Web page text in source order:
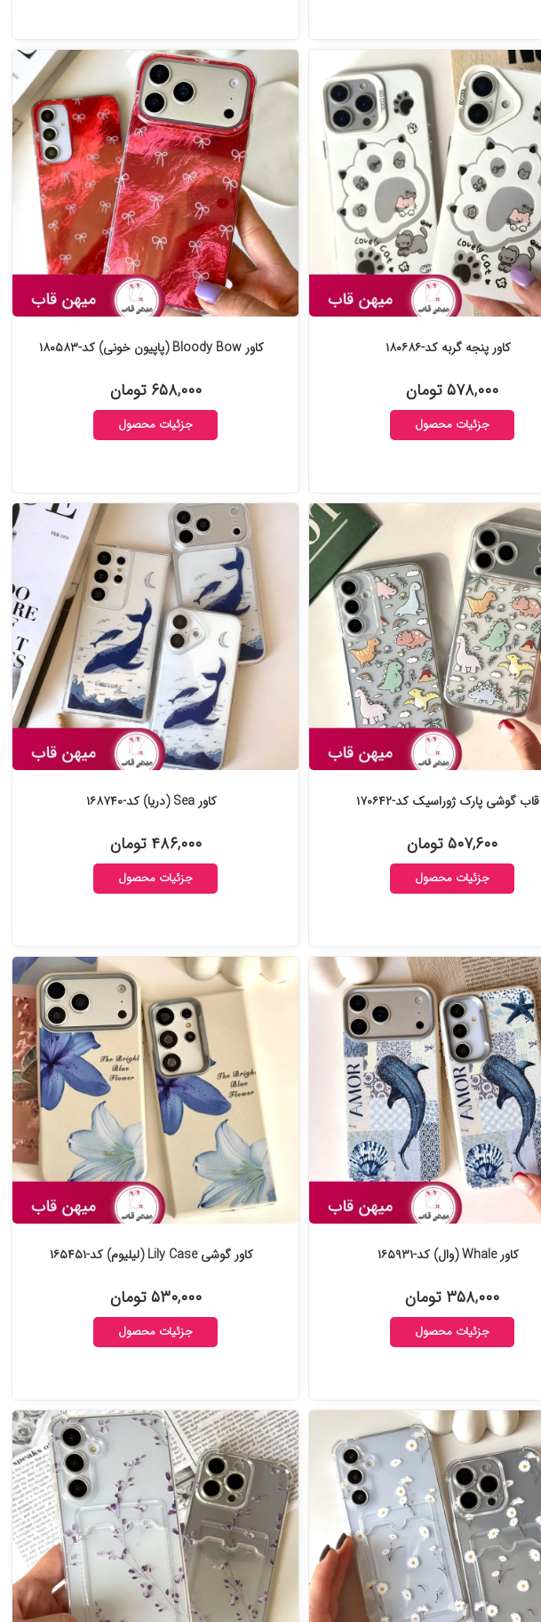
کاور پنجه گربه کد-۱۸۰۶۸۶
۵۷۸,۰۰۰ تومان
جزئیات محصول
کاور Bloody Bow (پاپیون خونی) کد-۱۸۰۵۸۳
۶۵۸,۰۰۰ تومان
جزئیات محصول
قاب گوشی پارک ژوراسیک کد-۱۷۰۶۴۲
۵۰۷,۶۰۰ تومان
جزئیات محصول
کاور Sea (دریا) کد-۱۶۸۷۴۰
۴۸۶,۰۰۰ تومان
جزئیات محصول
کاور Whale (وال) کد-۱۶۵۹۳۱
۳۵۸,۰۰۰ تومان
جزئیات محصول
کاور گوشی Lily Case (لیلیوم) کد-۱۶۵۴۵۱
۵۳۰,۰۰۰ تومان
جزئیات محصول